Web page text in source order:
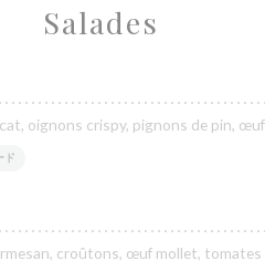
Salades
oignons crispy, pignons de pin,
ド
croûtons, œuf mollet, tomates